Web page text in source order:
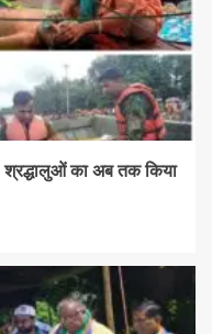
श्रद्धालुओं का अब तक किया